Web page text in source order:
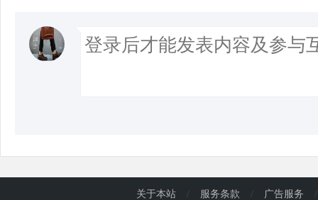
关于本站 / 服务条款 / 广告服务 /